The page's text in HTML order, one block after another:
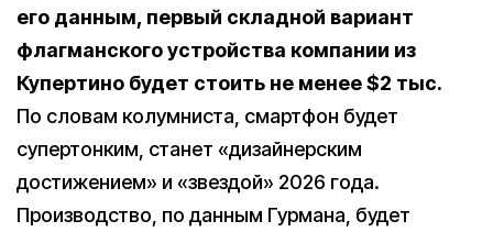
его данным, первый складной вариант
флагманского устройства компании из
Купертино будет стоить не менее $2 тыс.
По словам колумниста, смартфон будет
супертонким, станет «дизайнерским
достижением» и «звездой» 2026 года.
Производство, по данным Гурмана, будет